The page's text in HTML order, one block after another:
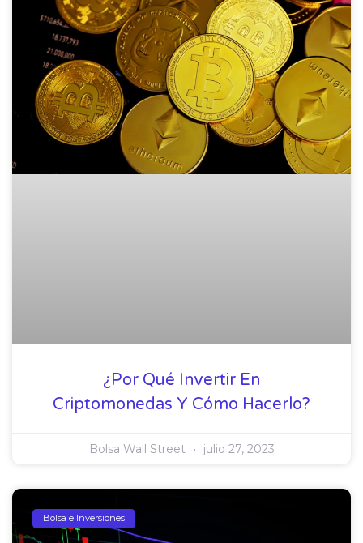
¿Por Qué Invertir En
Criptomonedas Y Cómo Hacerlo?
Bolsa Wall Street julio 27, 2023
Bolsa e Inversiones